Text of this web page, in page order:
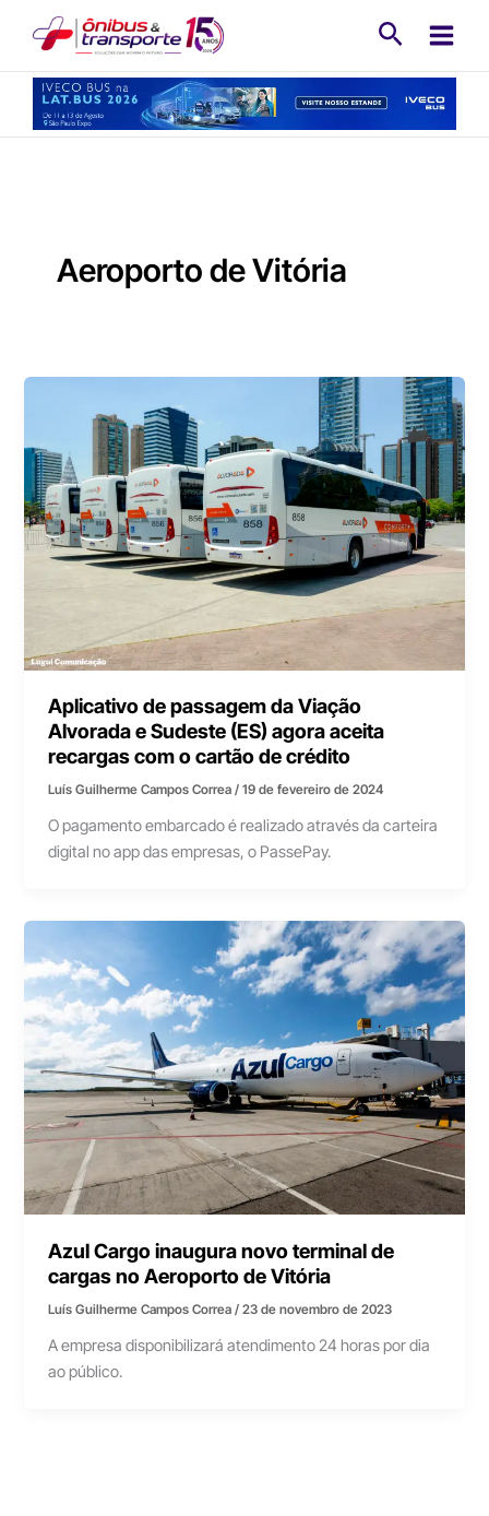
conteúdo
Aeroporto de Vitória
Aplicativo de passagem da Viação
Alvorada e Sudeste (ES) agora aceita
recargas com o cartão de crédito
Luís Guilherme Campos Correa/19 de fevereiro de 2024
O pagamento embarcado é realizado através da carteira
digital no app das empresas, o PassePay.
Azul Cargo inaugura novo terminal de
cargas no Aeroporto de Vitória
Luís Guilherme Campos Correa/23 de novembro de 2023
A empresa disponibilizará atendimento 24 horas por dia
ao público.